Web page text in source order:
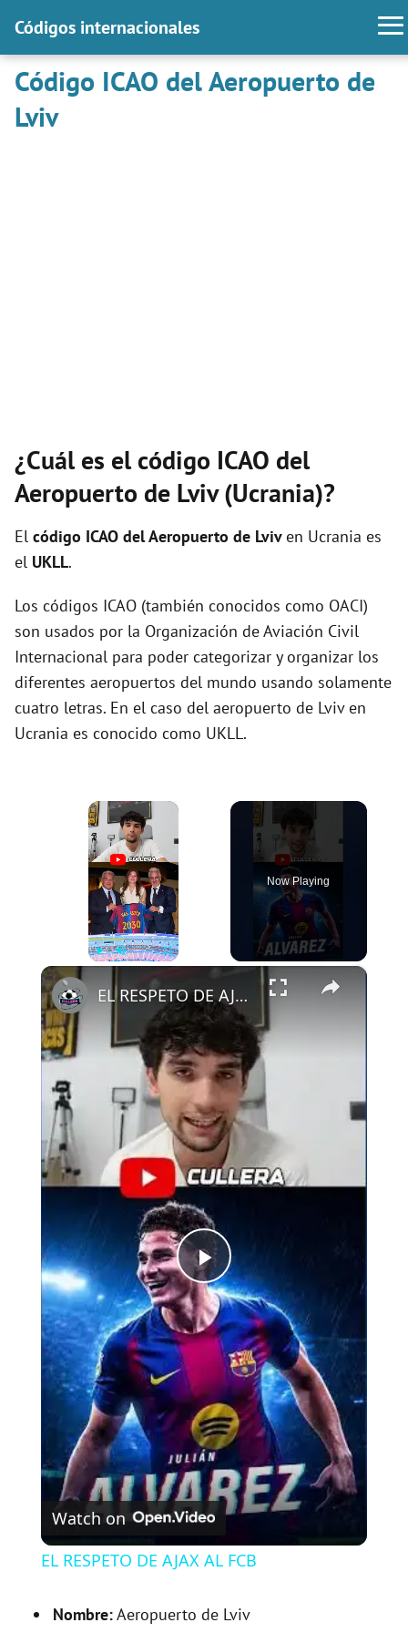
Códigos internacionales
Código ICAO del Aeropuerto de
Lviv
¿Cuál es el código ICAO del
Aeropuerto de Lviv (Ucrania)?
El código ICAO delAeropuerto de Lviven Ucrania es
el UKLL.
Los códigos ICAO (también conocidos como OACI)
son usados por la Organización de Aviación Civil
Internacional para poder categorizar y organizar los
diferentes aeropuertos del mundo usando solamente
cuatro letras. En el caso del aeropuerto de Lviv en
Ucrania es conocido como UKLL.
×
Now Playing
×
P
l
a
y
V
i
d
EL RESPETO DE AJAX AL FCB
Watch on
EL RESPETO DE AJAX AL FCB
Nombre:Aeropuerto de Lviv